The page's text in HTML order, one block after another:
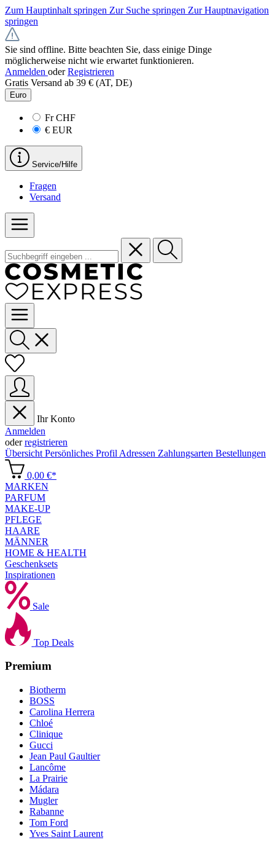
Zum Hauptinhalt springen Zur Suche springen Zur Hauptnavigation
springen
Sie sind offline. Bitte beachten Sie, dass einige Dinge
möglicherweise nicht wie erwartet funktionieren.
Anmelden oder Registrieren
Gratis Versand ab 39 € (AT, DE)
Euro
FrCHF
€ EUR
Service/Hilfe
Fragen
Versand
Ihr Konto
Anmelden
oderregistrieren
Übersicht Persönliches Profil Adressen Zahlungsarten Bestellungen
0,00 €*
MARKEN
PARFUM
MAKE-UP
PFLEGE
HAARE
MÄNNER
HOME & HEALTH
Geschenksets
Inspirationen
Sale
Top Deals
Premium
Biotherm
BOSS
Carolina Herrera
Chloé
Clinique
Gucci
Jean Paul Gaultier
Lancôme
La Prairie
Mádara
Mugler
Rabanne
Tom Ford
Yves Saint Laurent